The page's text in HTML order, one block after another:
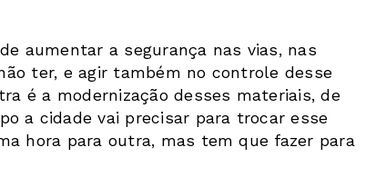
aumentar a segurança nas vias, nas
ter, e agir também no controle desse
é a modernização desses materiais, de
a cidade vai precisar para trocar esse
hora para outra, mas tem que fazer para